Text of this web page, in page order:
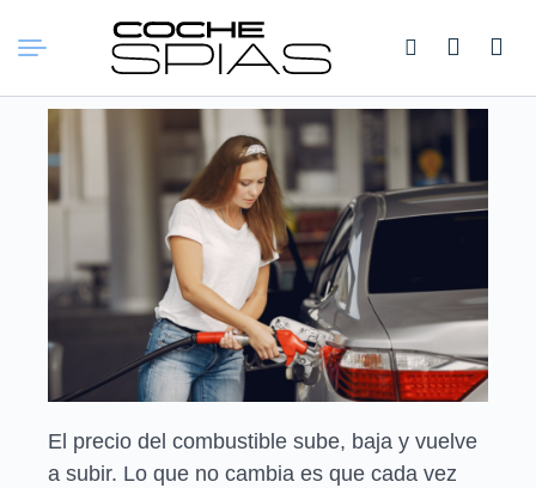
Buscar:
El precio del combustible sube, baja y vuelve
a subir. Lo que no cambia es que cada vez